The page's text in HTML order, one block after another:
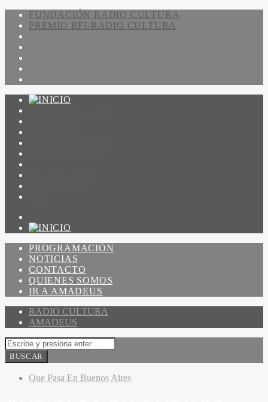
FUNDACIÓN RADIO CULTURA
PREMIO RFI-RADIO CULTURA
PROGRAMACIÓN
NOTICIAS
CONTACTO
QUIENES SOMOS
IR A AMADEUS
RADIO CULTURA
AMADEUS
Que Pasa En Buenos Aires